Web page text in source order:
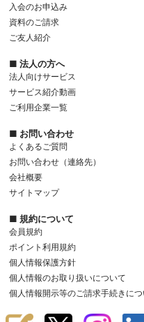
入会のお申込み
資料のご請求
ご友人紹介
■ 法人の方へ
法人向けサービス
サービス紹介動画
ご利用企業一覧
■ お問い合わせ
よくあるご質問
お問い合わせ（連絡先）
会社概要
サイトマップ
■ 規約について
会員規約
ポイント利用規約
個人情報保護方針
個人情報のお取り扱いについて
個人情報開示等のご請求手続きにつ